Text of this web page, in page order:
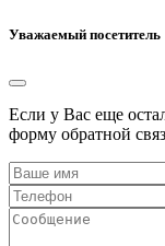
Уважаемый посетитель
Если у Вас еще
форму обратной